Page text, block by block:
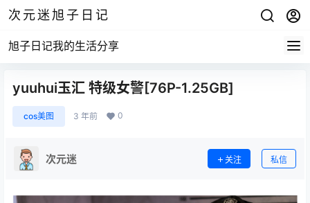
次元迷旭子日记
旭子日记我的生活分享
yuuhui玉汇 特级女警[76P-1.25GB]
cos美图 3 年前 0
次元迷 关注 私信